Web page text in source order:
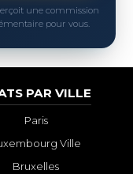
une commission
pour vous.
PAR VILLE
Paris
Ville
Bruxelles